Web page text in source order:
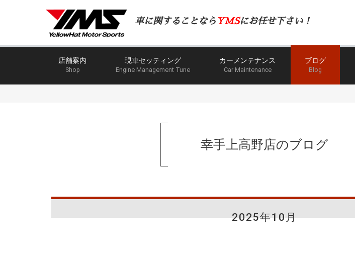
車に関することなら YMSにお任せ下さい！
店舗案内
Shop
現車セッティング
Engine Management Tune
カーメンテナンス
Car Maintenance
ブログ
Blog
幸手上高野店のブログ
2025年10月